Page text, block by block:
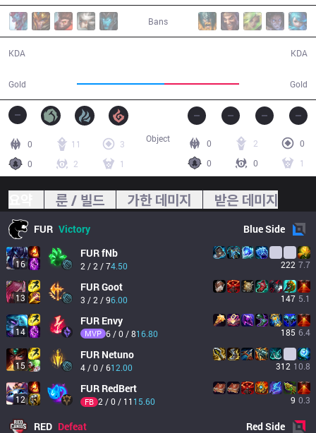
Bans
KDA
Gold Gold
KDA
0 11
3
0
2 1
0 2
0
0
0 1
Object
룬 / 빌드 가한 데미지 받은 데미지
FUR Victory BlueSide
16
FURfNb
2 / 2 / 74.50 222 7.7
13
FURGoot
3 / 2 / 96.00 147 5.1
14
FUR Envy
MVP 6 / 0 / 816.80 185 6.4
15
FUR Netuno
4 / 0 / 612.00 312 10.8
12
FUR RedBert
FB 2 / 0 / 11 15.60 9 0.3
RED Defeat RedSide